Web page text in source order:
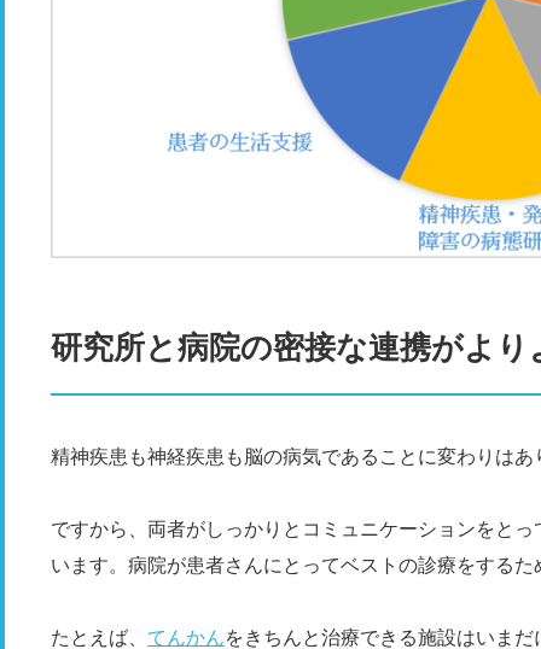
研究所と病院の密接な連携がよ
精神疾患も神経疾患も脳の病気であることに変わりはあ
ですから、両者がしっかりとコミュニケーションをと
います。病院が患者さんにとってベストの診療をする
たとえば、 てんかんをきちんと治療できる施設はいま